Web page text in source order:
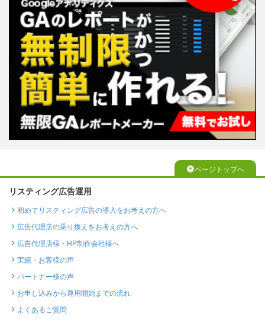
ページトップへ
リスティング広告運用
初めてリスティング広告の導入をお考えの方へ
広告代理店の乗り換えをお考えの方へ
広告代理店様・HP制作会社様へ
実績・お客様の声
パートナー様の声
お申し込みから運用開始までの流れ
よくあるご質問